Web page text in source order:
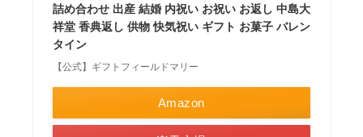
詰め合わせ 出産 結婚 内祝い お祝い お返し 中島大
祥堂 香典返し 供物 快気祝い ギフト お菓子 バレン
タイン
【公式】ギフトフィールドマリー
Amazon